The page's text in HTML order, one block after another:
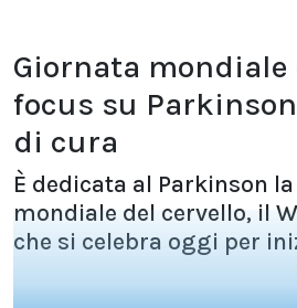
Giornata mondiale
focus su
di cura
È dedicata al Parkinson
mondiale del cervello, il
che si celebra oggi per